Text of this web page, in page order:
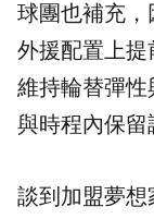
球團也補充
外援配置上提
維持輪替彈
與時程內保留
談到加盟夢